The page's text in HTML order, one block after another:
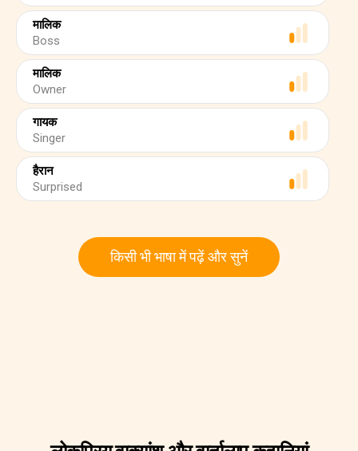
मालिक
Boss
मालिक
Owner
गायक
Singer
हैरान
Surprised
किसी भी भाषा में पढ़ें और सुनें